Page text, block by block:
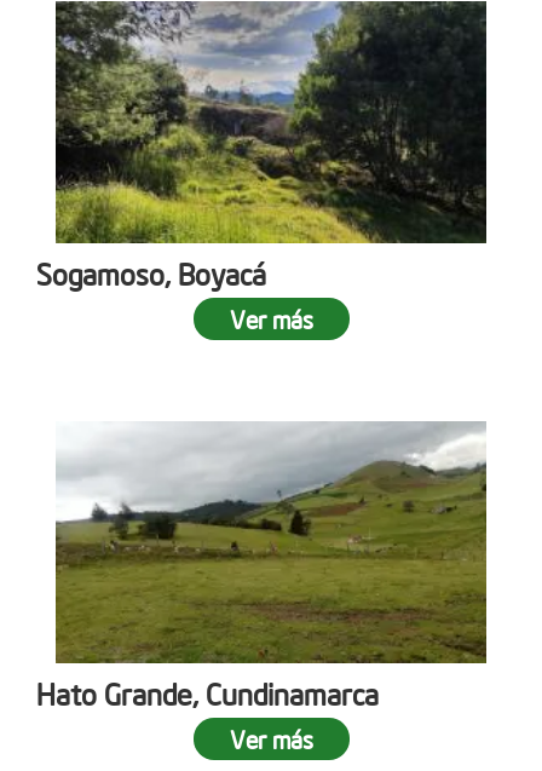
Sogamoso, Boyacá
Ver más
Hato Grande, Cundinamarca
Ver más